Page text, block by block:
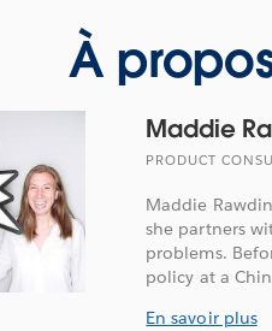
À
Maddie
PRODUCT
Maddie
she partners
problems.
policy at a
En savoir plus